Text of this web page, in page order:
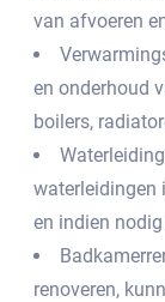
van afvoeren
en onderhoud
boilers,
waterleidingen
en indien
renoveren,